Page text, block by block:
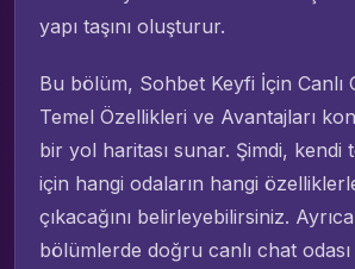
yapı taşını oluşturur.
Bu bölüm, Sohbet Keyfi İçin Canlı
Temel Özellikleri ve Avantajları
bir yol haritası sunar. Şimdi, kendi
için hangi odaların hangi
çıkacağını belirleyebilirsiniz.
bölümlerde doğru canlı chat odası